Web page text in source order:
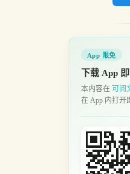
App 限免
下载 App
本内容在 可阅
在 App 内打开